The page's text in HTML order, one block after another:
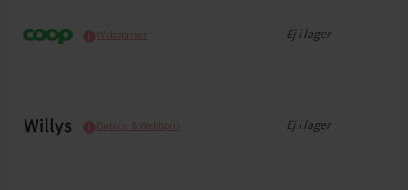
Webbpriser Ej i lager
Butiks- & Webbpris Ej i lager